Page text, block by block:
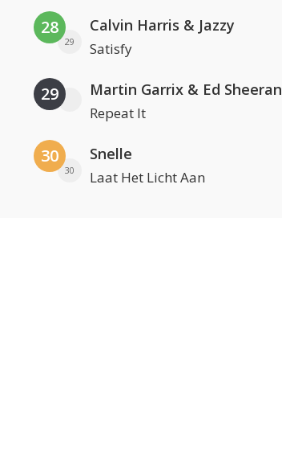
28
29
Calvin Harris & Jazzy
Satisfy
29 Martin Garrix & Ed Sheeran
Repeat It
30
30
Snelle
Laat Het Licht Aan